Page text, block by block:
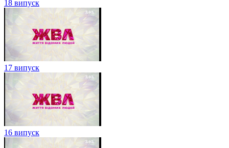
18 випуск
17 випуск
16 випуск